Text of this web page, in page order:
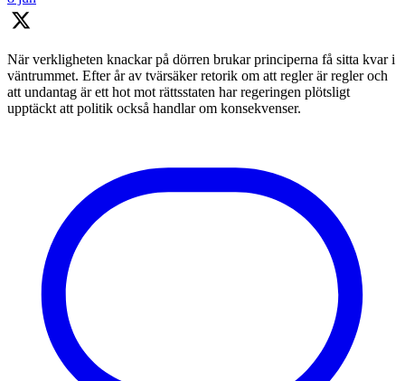
När verkligheten knackar på dörren brukar principerna få sitta kvar i
väntrummet. Efter år av tvärsäker retorik om att regler är regler och
att undantag är ett hot mot rättsstaten har regeringen plötsligt
upptäckt att politik också handlar om konsekvenser.